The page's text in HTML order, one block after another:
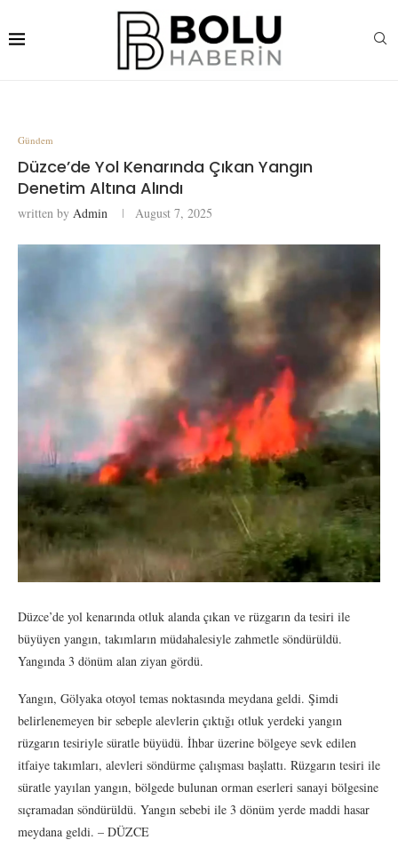
Gündem
Düzce’de Yol Kenarında Çıkan Yangın
Denetim Altına Alındı
written by Admin August 7, 2025
Düzce’de yol kenarında otluk alanda çıkan ve rüzgarın da tesiri ile
büyüyen yangın, takımların müdahalesiyle zahmetle söndürüldü.
Yangında 3 dönüm alan ziyan gördü.
Yangın, Gölyaka otoyol temas noktasında meydana geldi. Şimdi
belirlenemeyen bir sebeple alevlerin çıktığı otluk yerdeki yangın
rüzgarın tesiriyle süratle büyüdü. İhbar üzerine bölgeye sevk edilen
itfaiye takımları, alevleri söndürme çalışması başlattı. Rüzgarın tesiri ile
süratle yayılan yangın, bölgede bulunan orman eserleri sanayi bölgesine
sıçramadan söndürüldü. Yangın sebebi ile 3 dönüm yerde maddi hasar
meydana geldi. – DÜZCE